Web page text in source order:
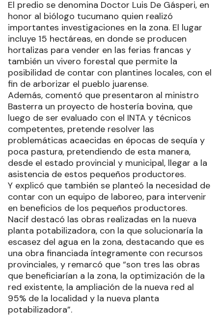
El predio se denomina Doctor Luis De Gásperi, en
honor al biólogo tucumano quien realizó
importantes investigaciones en la zona. El lugar
incluye 15 hectáreas, en donde se producen
hortalizas para vender en las ferias francas y
también un vivero forestal que permite la
posibilidad de contar con plantines locales, con el
fin de arborizar el pueblo juarense.
Además, comentó que presentaron al ministro
Basterra un proyecto de hostería bovina, que
luego de ser evaluado con el INTA y técnicos
competentes, pretende resolver las
problemáticas acaecidas en épocas de sequía y
poca pastura, pretendiendo de esta manera,
desde el estado provincial y municipal, llegar a la
asistencia de estos pequeños productores.
Y explicó que también se planteó la necesidad de
contar con un equipo de laboreo, para intervenir
en beneficios de los pequeños productores.
Nacif destacó las obras realizadas en la nueva
planta potabilizadora, con la que solucionaría la
escasez del agua en la zona, destacando que es
una obra financiada íntegramente con recursos
provinciales, y remarcó que “son tres las obras
que beneficiarían a la zona, la optimización de la
red existente, la ampliación de la nueva red al
95% de la localidad y la nueva planta
potabilizadora”.